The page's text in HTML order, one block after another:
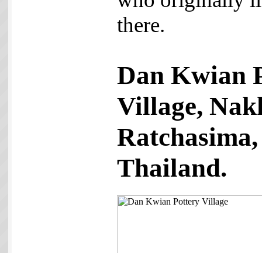
there.
Dan Kwian
Village,
Ratchasima,
Thailand.